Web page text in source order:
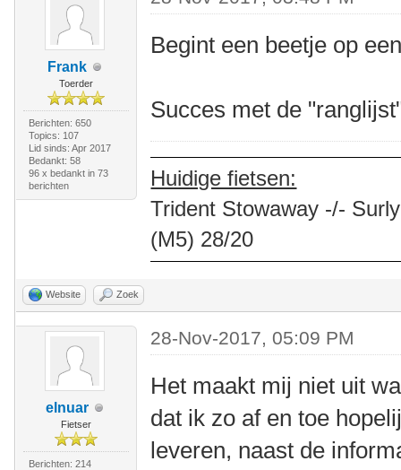
Frank
Toerder
Berichten: 650
Topics: 107
Lid sinds: Apr 2017
Bedankt: 58
96 x bedankt in 73
berichten
Begint een beetje op
Succes met de
Huidige fietsen:
Trident Stowaway -/-
(M5) 28/20
Website Zoek
elnuar
Fietser
Berichten: 214
28-Nov-2017, 05:09 PM
Het maakt mij niet uit
dat ik zo af en toe
leveren, naast de